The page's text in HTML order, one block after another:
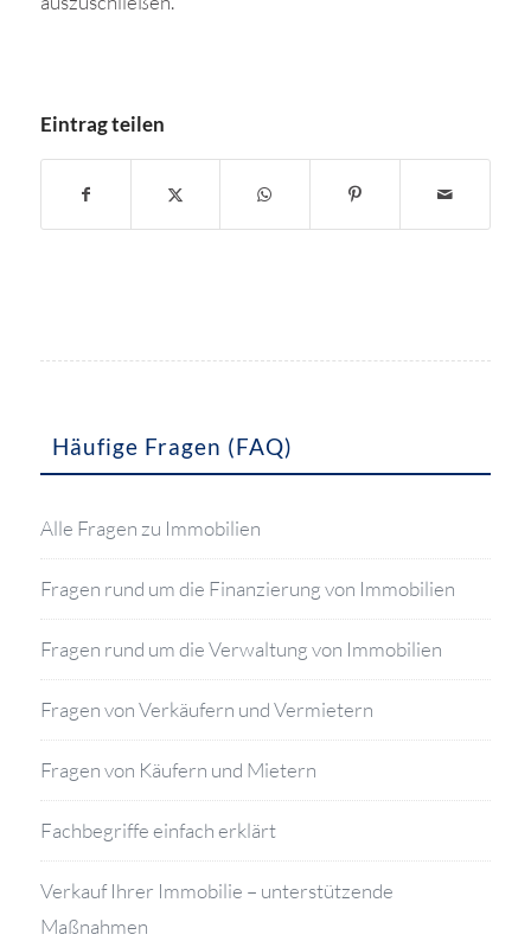
Eintrag teilen
Häufige Fragen (FAQ)
Alle Fragen zu Immobilien
Fragen rund um die Finanzierung von Immobilien
Fragen rund um die Verwaltung von Immobilien
Fragen von Verkäufern und Vermietern
Fragen von Käufern und Mietern
Fachbegriffe einfach erklärt
Verkauf Ihrer Immobilie – unterstützende
Maßnahmen